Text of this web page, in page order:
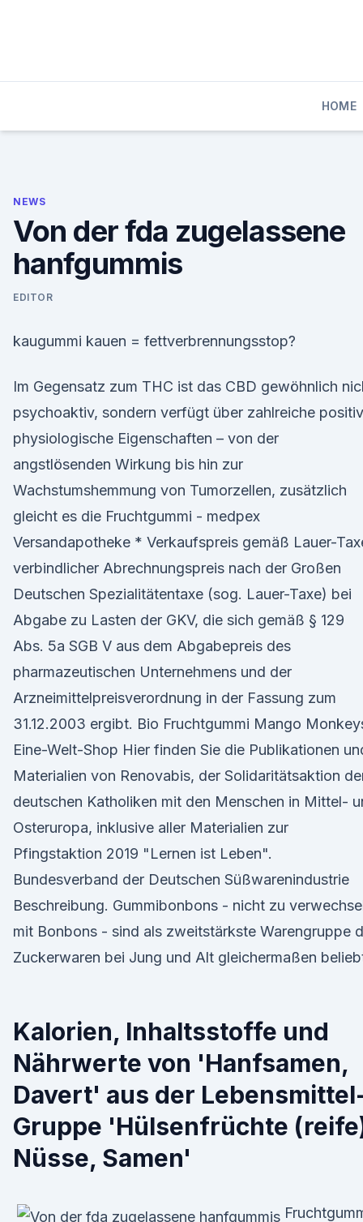
HOME
NEWS
Von der fda zugelassene
hanfgummis
EDITOR
kaugummi kauen = fettverbrennungsstop?
Im Gegensatz zum THC ist das CBD gewöhnlich
psychoaktiv, sondern verfügt über zahlreiche
physiologische Eigenschaften – von der
angstlösenden Wirkung bis hin zur
Wachstumshemmung von Tumorzellen, zusätzlich
gleicht es die Fruchtgummi - medpex
Versandapotheke * Verkaufspreis gemäß Lauer-
verbindlicher Abrechnungspreis nach der Großen
Deutschen Spezialitätentaxe (sog. Lauer-Taxe) bei
Abgabe zu Lasten der GKV, die sich gemäß § 129
Abs. 5a SGB V aus dem Abgabepreis des
pharmazeutischen Unternehmens und der
Arzneimittelpreisverordnung in der Fassung zum
31.12.2003 ergibt. Bio Fruchtgummi Mango
Eine-Welt-Shop Hier finden Sie die Publikationen
Materialien von Renovabis, der Solidaritätsaktion
deutschen Katholiken mit den Menschen in Mittel-
Osteruropa, inklusive aller Materialien zur
Pfingstaktion 2019 "Lernen ist Leben".
Bundesverband der Deutschen Süßwarenindustrie
Beschreibung. Gummibonbons - nicht zu
mit Bonbons - sind als zweitstärkste Warengruppe
Zuckerwaren bei Jung und Alt gleichermaßen
Kalorien, Inhaltsstoffe und
Nährwerte von 'Hanfsamen,
Davert' aus der
Gruppe 'Hülsenfrüchte
Nüsse, Samen'